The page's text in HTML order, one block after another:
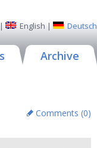
| English | Deutsch
Archive
Comments (0)